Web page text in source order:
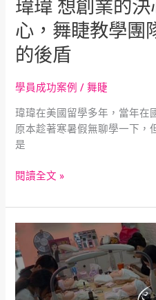
1
秒
變
女
瑋瑋 想創業的
心，舞睫教學團
的後盾
學員成功案例 /舞睫
瑋瑋在美國留學多年，當年在
原本趁著寒暑假無聊學一下，
是
隊
將
是
學
堅
強
的
後
盾
閱讀全文 »
舞
睫
學
員
Sunny